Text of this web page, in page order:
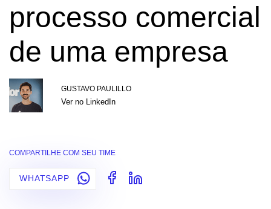
processo comercial
de uma empresa
GUSTAVO PAULILLO
Ver no LinkedIn
COMPARTILHE COM SEU TIME
WHATSAPP